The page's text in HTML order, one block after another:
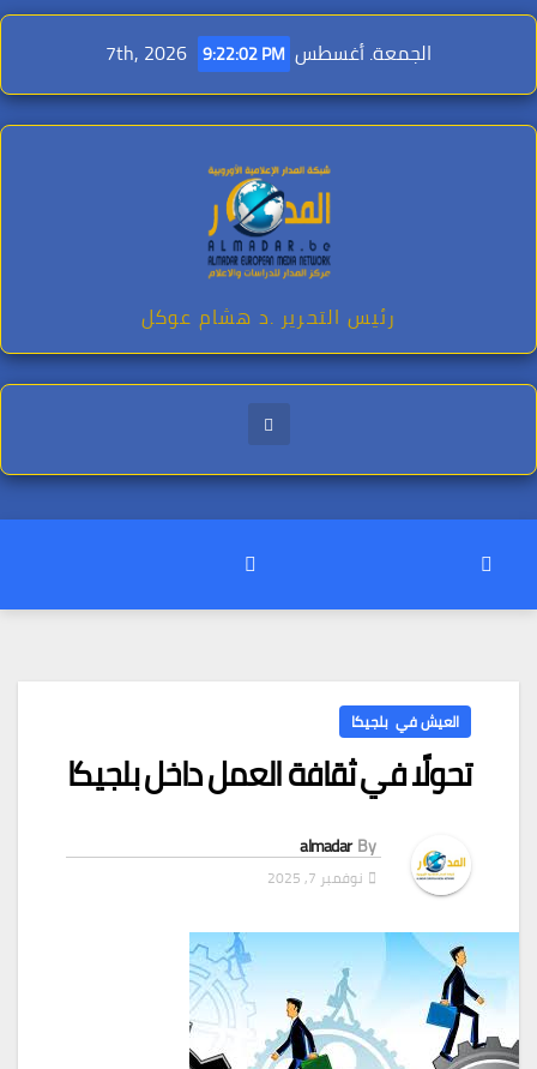
Skip
content
الجمعة. أغسطس 7th, 2026 9:22:03 PM
رئيس التحرير .د هشام عوكل
العيش في بلجيكا
تحولًا في ثقافة العمل داخل بلجيكا
By
almadar
نوفمبر 7, 2025